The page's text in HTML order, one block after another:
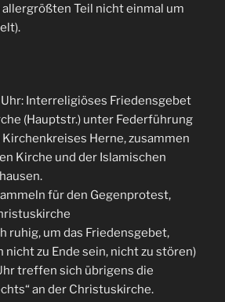
allergrößten Teil nicht einmal um
Uhr: Interreligiöses Friedensgebet
(Hauptstr.) unter Federführung
Herne, zusammen
Kirche und der Islamischen
für den Gegenprotest,
ruhig, um das Friedensgebet,
nicht zu Ende sein, nicht zu stören)
treffen sich übrigens die
an der Christuskirche.